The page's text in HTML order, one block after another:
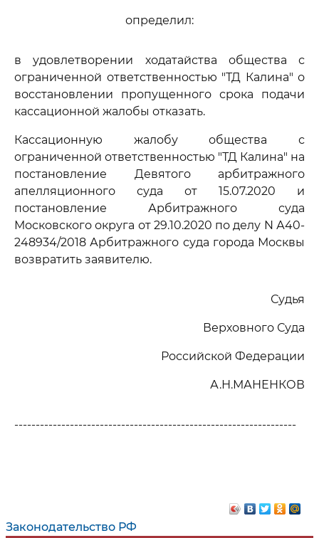
Законодательство РФ
определил:
в удовлетворении ходатайства общества с
ограниченной ответственностью "ТД Калина" о
восстановлении пропущенного срока подачи
кассационной жалобы отказать.
Кассационную жалобу общества с
ограниченной ответственностью "ТД Калина" на
постановление Девятого арбитражного
апелляционного суда от 15.07.2020 и
постановление Арбитражного суда
Московского округа от 29.10.2020 по делу N А40-
248934/2018 Арбитражного суда города Москвы
возвратить заявителю.
Судья
Верховного Суда
Российской Федерации
А.Н.МАНЕНКОВ
------------------------------------------------------------------